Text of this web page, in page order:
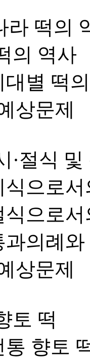
라 떡의
의 역사
대별 떡
상문제
·절식
식으로
식으로
과의례와
상문제
토 떡
통 향토